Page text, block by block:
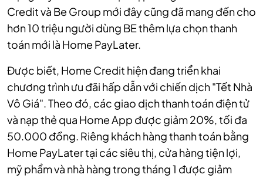
Credit và Be Group mới đây cũng đã mang đến cho
hơn 10 triệu người dùng BE thêm lựa chọn thanh
toán mới là Home PayLater.
Được biết, Home Credit hiện đang triển khai
chương trình ưu đãi hấp dẫn với chiến dịch "Tết Nhà
Vô Giá". Theo đó, các giao dịch thanh toán điện tử
và nạp thẻ qua Home App được giảm 20%, tối đa
50.000 đồng. Riêng khách hàng thanh toán bằng
Home PayLater tại các siêu thị, cửa hàng tiện lợi,
mỹ phẩm và nhà hàng trong tháng 1 được giảm